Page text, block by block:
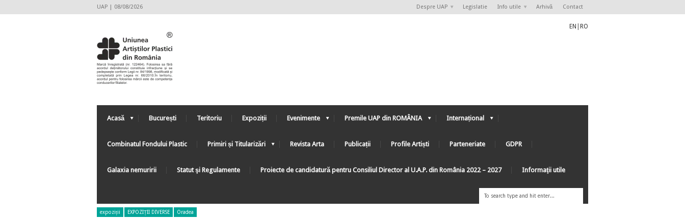
UAP | 08/08/2026 Despre UAP Legislatie Info utile Arhivă Contact
EN RO
Acasă București Teritoriu Expoziții Evenimente Premile UAP din ROMÂNIA Internațional
Combinatul Fondului Plastic Primiri și Titularizări Revista Arta Publicații Profile Artiști Parteneriate GDPR
Galaxia nemuririi Statut şi Regulamente Proiecte de candidatură pentru Consiliul Director al U.A.P. din România 2022 – 2027 Informaţii utile
expoziții EXPOZIȚII DIVERSE Oradea